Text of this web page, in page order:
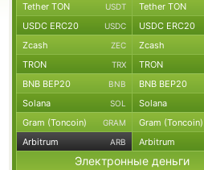
Tether TON USDT Tether TON
USDC ERC20 USDC USDC ERC20
Zcash ZEC Zcash
TRON TRX TRON
BNB BEP20 BNB BNB BEP20
Solana SOL Solana
Gram (Toncoin) GRAM Gram (Toncoin)
Arbitrum ARB Arbitrum
Электронные деньги